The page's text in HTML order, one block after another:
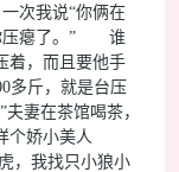
次我说“你俩在
压瘪了。” 谁
着，而且要他手
多斤，就是台压
妻在茶馆喝茶，
个娇小美人
，我找只小狼小